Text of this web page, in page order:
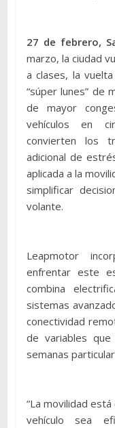
27 de febrero,
marzo, la ciudad
a clases, la
“súper lunes” de
de mayor
vehículos en
convierten los
adicional de
aplicada a la
simplificar
volante.
Leapmotor
enfrentar este
combina
sistemas
conectividad
de variables
semanas
“La movilidad
vehículo sea